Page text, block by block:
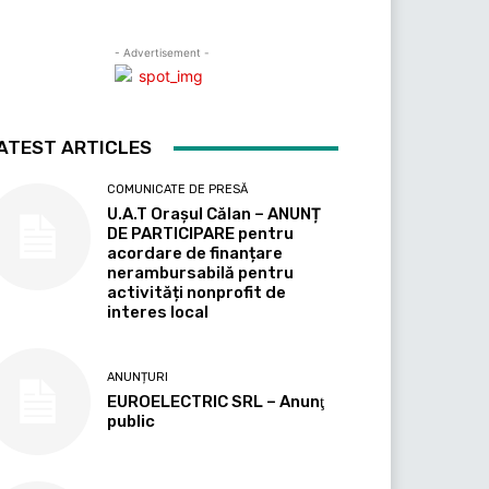
- Advertisement -
ARTICLES
COMUNICATE DE PRESĂ
U.A.T Orașul Călan – ANUNȚ
DE PARTICIPARE pentru
acordare de finanțare
nerambursabilă pentru
activități nonprofit de
interes local
ANUNȚURI
EUROELECTRIC SRL – Anunţ
public